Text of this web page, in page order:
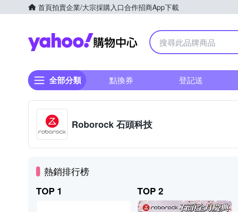
首頁拍賣企業/大宗採購入口合作招商App下載
Yahoo購物中心
全部分類 點換券 登記送
Roborock 石頭科技
熱銷排行榜
TOP 1
TOP 2